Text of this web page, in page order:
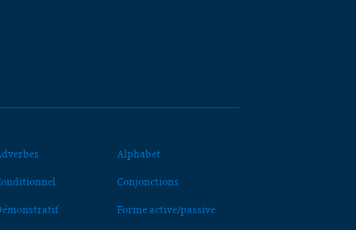
Alphabet
Conjonctions
Forme active/passive